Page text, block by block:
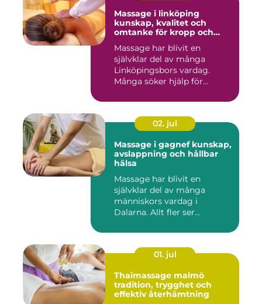
Massage i linköping
kunskap, kvalitet och
omtanke för kropp och
Massage har blivit en
självklar del av många
Linköpingsbors vardag.
Många söker hjälp för
02. jul
Massage i gagnef kunskap,
avslappning och hållbar
hälsa
Massage har blivit en
självklar del av många
människors vardag i
Dalarna. Allt fler ser
01. jul
Thaimassage malmö
tradition, trygghet och
effektiv återhämtning